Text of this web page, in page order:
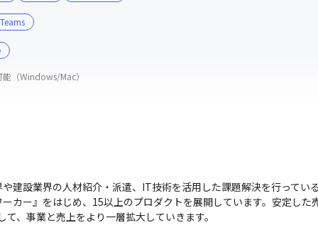
Teams
（Windows/Mac）
建設業界の人材紹介・派遣、IT技術を活用した課題解決を行ってい
カー』をはじめ、15以上のプロダクトを展開しています。安定し
、事業と売上をより一層拡大していきます。